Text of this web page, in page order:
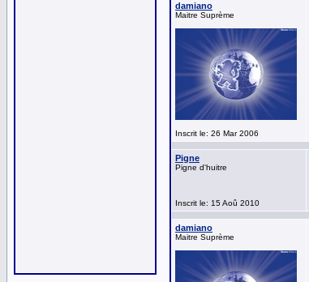
damiano
Maitre Suprème
Inscrit le: 26 Mar 2006
Pigne
Pigne d'huitre
Inscrit le: 15 Aoû 2010
damiano
Maitre Suprème